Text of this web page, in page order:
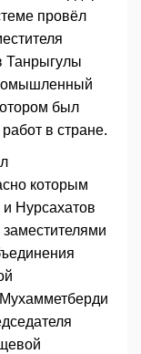
провёл
Танрыгулы
был
в стране.
которым
Нурсахатов